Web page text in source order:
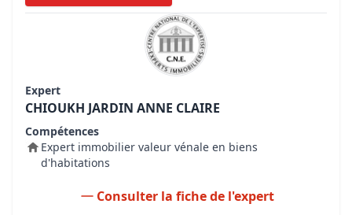
Expert
CHIOUKH JARDIN ANNE CLAIRE
Compétences
Expert immobilier valeur vénale en biens
d'habitations
Consulter la fiche de l'expert